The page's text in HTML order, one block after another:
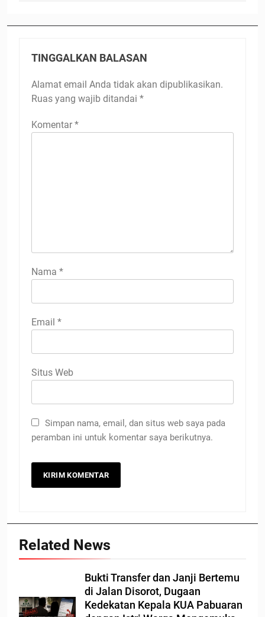
TINGGALKAN BALASAN
Alamat email Anda tidak akan dipublikasikan.
Ruas yang wajib ditandai *
Komentar *
Nama *
Email *
Situs Web
Simpan nama, email, dan situs web saya pada
peramban ini untuk komentar saya berikutnya.
Related News
Bukti Transfer dan Janji Bertemu
di Jalan Disorot, Dugaan
Kedekatan Kepala KUA Pabuaran